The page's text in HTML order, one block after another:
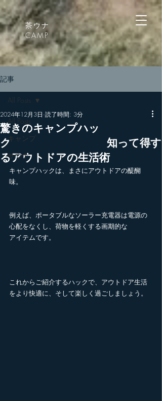
茶ウナ
CAMP
記事
All Posts
キャンプ
サウナ
All Posts
驚きのキャンプハッ
ク 知って得す
るアウトドアの生活術
2024年12月3日 読了時間: 3分
キャンプハックは、まさにアウトドアの醍醐
味。
例えば、ポータブルなソーラー充電器は電源の
心配をなくし、荷物を軽くする画期的な
アイテムです。
これからご紹介するハックで、アウトドア生活
をより快適に、そして楽しく過ごしましょう。